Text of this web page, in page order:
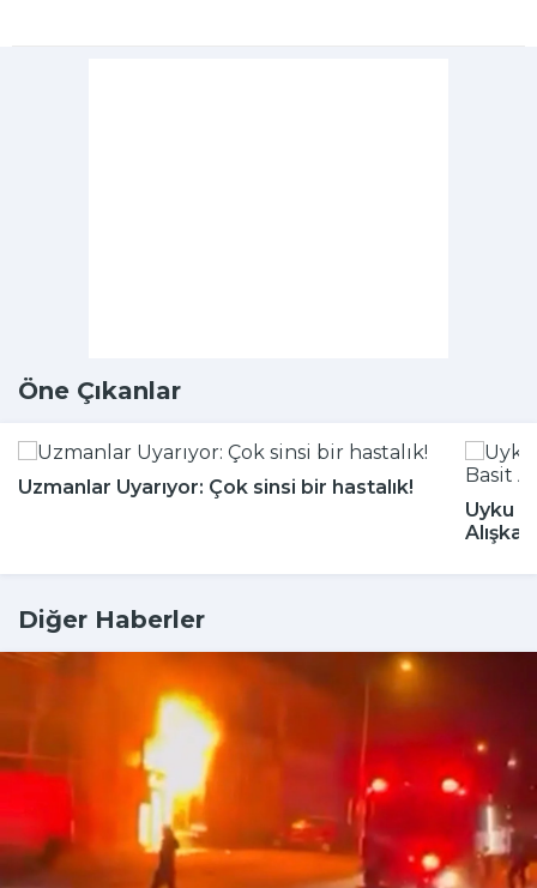
Öne Çıkanlar
Uzmanlar Uyarıyor: Çok sinsi bir hastalık!
Uyku
Diğer Haberler